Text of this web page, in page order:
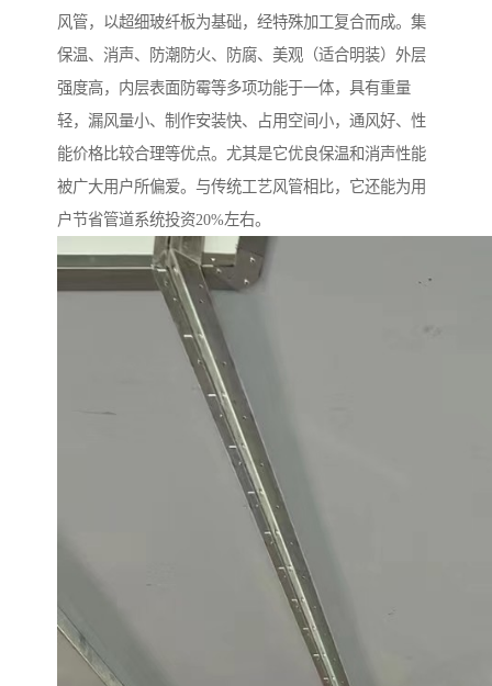
风管，以超细玻纤板为基础，经特殊加工复合而成。集
保温、消声、防潮防火、防腐、美观（适合明装）外层
强度高，内层表面防霉等多项功能于一体，具有重量
轻，漏风量小、制作安装快、占用空间小，通风好、性
能价格比较合理等优点。尤其是它优良保温和消声性能
被广大用户所偏爱。与传统工艺风管相比，它还能为用
户节省管道系统投资20%左右。